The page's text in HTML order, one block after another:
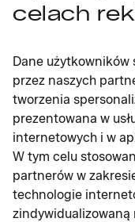
celach
Dane użytkowników
przez naszych
tworzenia
prezentowana w
internetowych i w
W tym celu
partnerów w
technologie
zindywidualizowaną